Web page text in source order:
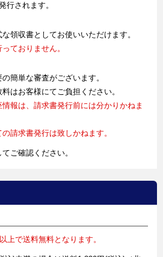
行されます。
領収書としてお使いいただけます。
ておりません。
簡単な審査がございます。
はお客様にてご負担ください。
報は、請求書発行前には分かりかねま
請求書発行は致しかねます。
ご確認ください。
上で送料無料となります。